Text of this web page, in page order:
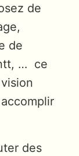
de
de
… ce
des